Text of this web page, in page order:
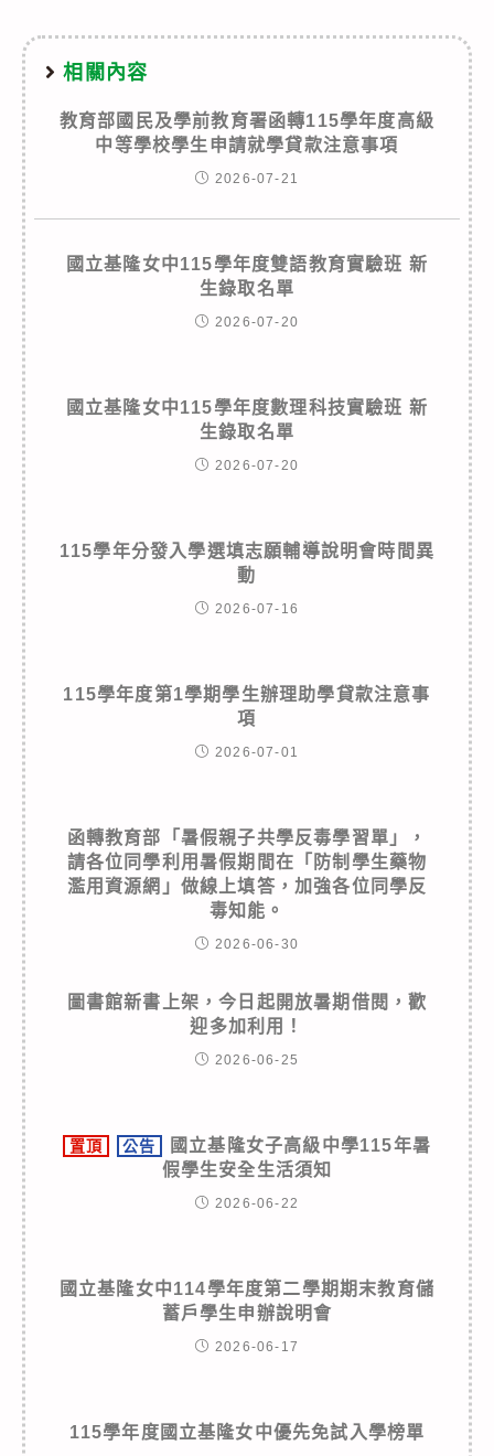
相關內容
教育部國民及學前教育署函轉115學年度高級
中等學校學生申請就學貸款注意事項
2026-07-21
國立基隆女中115學年度雙語教育實驗班 新
生錄取名單
2026-07-20
國立基隆女中115學年度數理科技實驗班 新
生錄取名單
2026-07-20
115學年分發入學選填志願輔導說明會時間異
動
2026-07-16
115學年度第1學期學生辦理助學貸款注意事
項
2026-07-01
函轉教育部「暑假親子共學反毒學習單」，
請各位同學利用暑假期間在「防制學生藥物
濫用資源網」做線上填答，加強各位同學反
毒知能。
2026-06-30
圖書館新書上架，今日起開放暑期借閱，歡
迎多加利用！
2026-06-25
置頂 公告
國立基隆女子高級中學115年暑
假學生安全生活須知
2026-06-22
國立基隆女中114學年度第二學期期末教育儲
蓄戶學生申辦說明會
2026-06-17
115學年度國立基隆女中優先免試入學榜單